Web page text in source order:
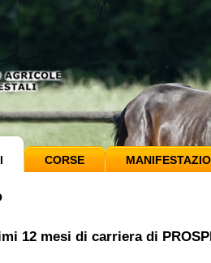
CORSE
12 mesi di carriera di